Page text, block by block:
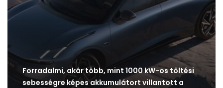
Forradalmi, akár több, mint 1000 kW-os töltési
sebességre képes akkumulátort villantott a